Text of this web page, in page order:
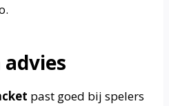
advies
past goed bij spelers